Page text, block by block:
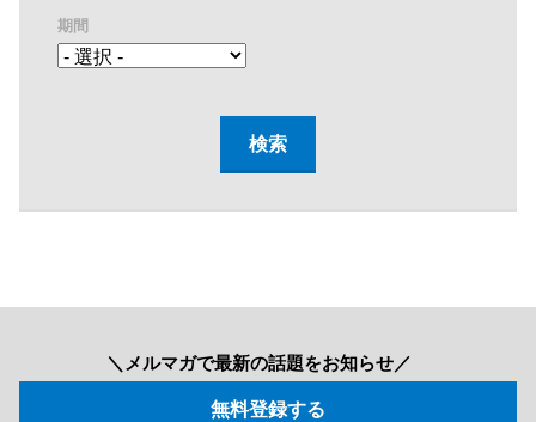
期間
＼メルマガで最新の話題をお知らせ／